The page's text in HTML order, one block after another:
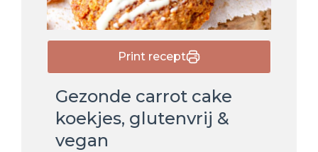
Print recept
Gezonde carrot cake
koekjes, glutenvrij &
vegan